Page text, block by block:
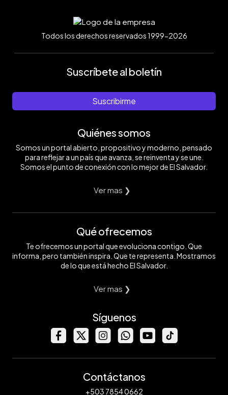
Todos los derechos reservados 1999-2026
Suscríbete al boletín
Suscribirme
Quiénes somos
Somos un portal abierto, propositivo y moderno, pensado
para reflejar a un país que avanza, se reinventa y se une.
Somos el punto de conexión con lo mejor de El Salvador.
Ver mas ❯
Qué ofrecemos
Te ofrecemos un portal que evoluciona contigo. Que
informa, pero también inspira. Que te representa. Mostramos
de lo que está hecho El Salvador.
Ver mas ❯
Síguenos
Contáctanos
+503 7854 0662